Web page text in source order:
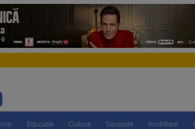
Educatie Cultura Sanatate Imobiliare